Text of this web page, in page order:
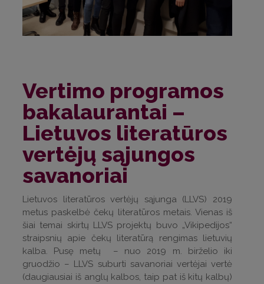
Vertimo programos
bakalaurantai –
Lietuvos literatūros
vertėjų sąjungos
savanoriai
Lietuvos literatūros vertėjų sąjunga (LLVS) 2019
metus paskelbė čekų literatūros metais. Vienas iš
šiai temai skirtų LLVS projektų buvo „Vikipedijos“
straipsnių apie čekų literatūrą rengimas lietuvių
kalba. Pusę metų – nuo 2019 m. birželio iki
gruodžio – LLVS suburti savanoriai vertėjai vertė
(daugiausiai iš anglų kalbos, taip pat iš kitų kalbų)